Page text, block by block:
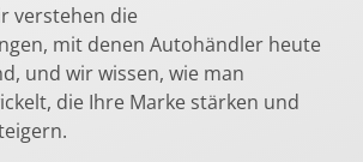
verstehen die
mit denen Autohändler heute
und wir wissen, wie man
die Ihre Marke stärken und